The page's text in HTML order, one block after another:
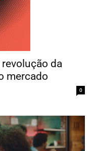
da
mercado
0